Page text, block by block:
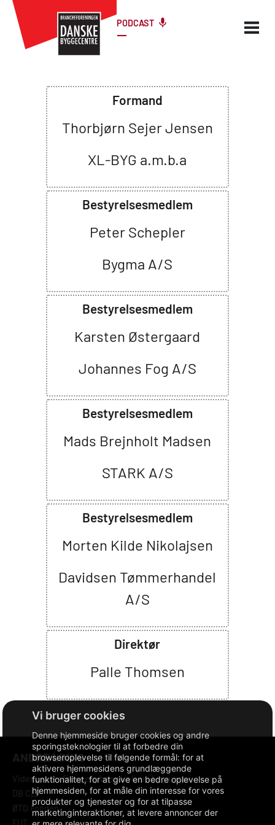
Denne hjemmeside bruger cookies og andre
sporingsteknologier til at forbedre din
browseroplevelse til følgende formål:for at
aktivere hjemmesidens grundlæggende
funktionalitet,for at give en bedre oplevelse på
hjemmesiden,for at måle din interesse for vores
produkter og tjenester og for at tilpasse
marketinginteraktioner,at levere annoncer der
PODCAST
Formand
Thorbjørn Sejer Jensen
XL-BYG a.m.b.a
Bestyrelsesmedlem
Peter Schepler
Bygma A/S
Bestyrelsesmedlem
Karsten Østergaard
Johannes Fog A/S
Bestyrelsesmedlem
Mads Brejnholt Madsen
STARK A/S
Bestyrelsesmedlem
Morten Kilde Nikolajsen
Davidsen Tømmerhandel
A/S
Direktør
Palle Thomsen
ANDRE LINKS
Videncenter for energibesparelser i bygninger
DB CLP
ØTD Fonden
FUT